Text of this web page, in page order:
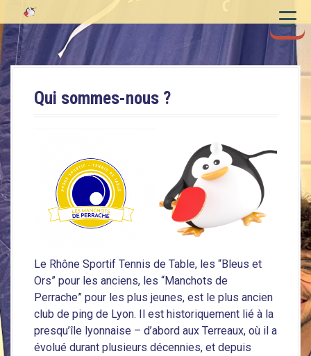
k
i
t
o
c
o
n
t
e
n
t
Qui sommes-nous ?
Le Rhône Sportif Tennis de Table, les “Bleus et
Ors” pour les anciens, les “Manchots de
Perrache” pour les plus jeunes, est le plus ancien
club de ping de Lyon. Il est historiquement lié à la
presqu’île lyonnaise – d’abord aux Terreaux, où il a
évolué durant plusieurs décennies, et depuis